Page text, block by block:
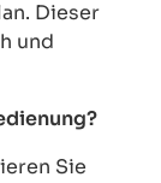
Dieser
und
Sie